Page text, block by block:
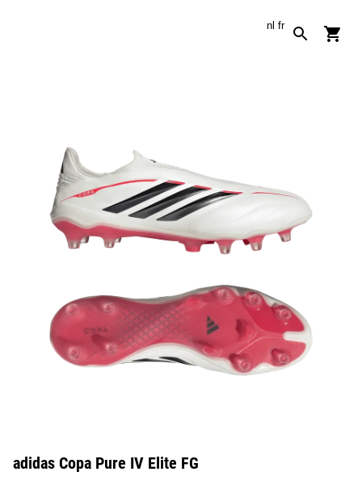
nl fr
adidas Copa Pure IV Elite FG